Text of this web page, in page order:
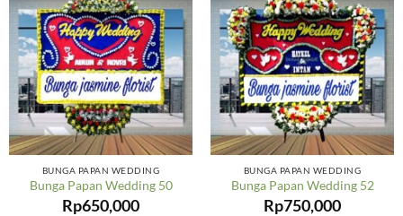
BUNGA PAPAN WEDDING
Bunga Papan Wedding 50
Rp650,000
BUNGA PAPAN WEDDING
Bunga Papan Wedding 52
Rp750,000